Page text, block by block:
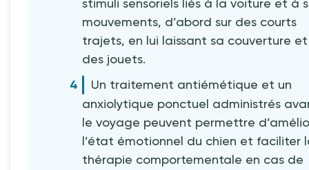
stimuli sensoriels liés à la voiture et à
mouvements, d’abord sur des courts
trajets, en lui laissant sa couverture et
des jouets.
Un traitement antiémétique et un
anxiolytique ponctuel administrés
le voyage peuvent permettre
l’état émotionnel du chien et faciliter
thérapie comportementale en cas de